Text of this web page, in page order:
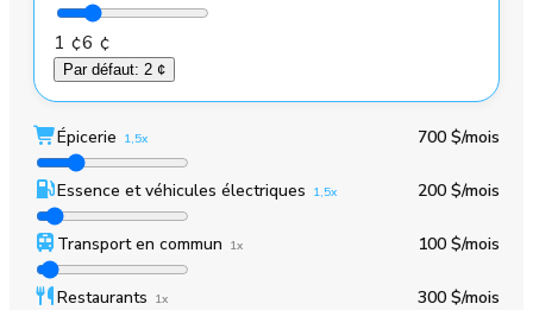
1 ¢6 ¢
Par défaut: 2 ¢
Épicerie 1,5x 700 $/mois
Essence et véhicules électriques 1,5x 200 $/mois
Transport en commun 1x 100 $/mois
Restaurants 1x 300 $/mois